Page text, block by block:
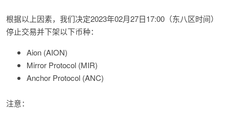
根据以上因素，我们决定2023年02月27日17:00（东八区时间）
停止交易并下架以下币种：
Aion (AION)
Mirror Protocol (MIR)
Anchor Protocol (ANC)
注意：